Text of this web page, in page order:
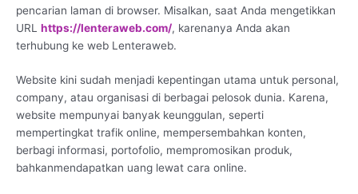
pencarian laman di browser. Misalkan, saat Anda mengetikkan
URL https://lenteraweb.com/, karenanya Anda akan
terhubung ke web Lenteraweb.
Website kini sudah menjadi kepentingan utama untuk personal,
company, atau organisasi di berbagai pelosok dunia. Karena,
website mempunyai banyak keunggulan, seperti
mempertingkat trafik online, mempersembahkan konten,
berbagi informasi, portofolio, mempromosikan produk,
bahkanmendapatkan uang lewat cara online.